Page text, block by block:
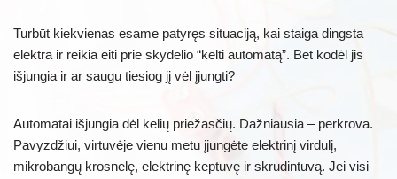
Turbūt kiekvienas esame patyręs situaciją, kai staiga dingsta
elektra ir reikia eiti prie skydelio “kelti automatą”. Bet kodėl jis
išjungia ir ar saugu tiesiog jį vėl įjungti?
Automatai išjungia dėl kelių priežasčių. Dažniausia – perkrova.
Pavyzdžiui, virtuvėje vienu metu įjungėte elektrinį virdulį,
mikrobangų krosnelę, elektrinę keptuvę ir skrudintuvą. Jei visi